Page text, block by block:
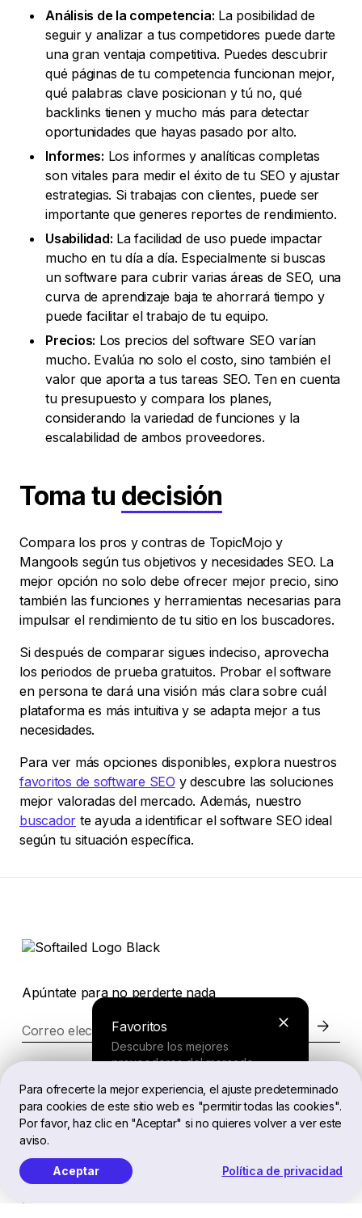
Para ofrecerte la mejor experiencia, el ajuste predeterminado
para cookies de este sitio web es "permitir todas las cookies".
Por favor, haz clic en "Aceptar" si no quieres volver a ver este
aviso.
Aceptar Política de privacidad
Análisis de la competencia: La posibilidad de
seguir y analizar a tus competidores puede darte
una gran ventaja competitiva. Puedes descubrir
qué páginas de tu competencia funcionan mejor,
qué palabras clave posicionan y tú no, qué
backlinks tienen y mucho más para detectar
oportunidades que hayas pasado por alto.
Informes: Los informes y analíticas completas
son vitales para medir el éxito de tu SEO y ajustar
estrategias. Si trabajas con clientes, puede ser
importante que generes reportes de rendimiento.
Usabilidad: La facilidad de uso puede impactar
mucho en tu día a día. Especialmente si buscas
un software para cubrir varias áreas de SEO, una
curva de aprendizaje baja te ahorrará tiempo y
puede facilitar el trabajo de tu equipo.
Precios: Los precios del software SEO varían
mucho. Evalúa no solo el costo, sino también el
valor que aporta a tus tareas SEO. Ten en cuenta
tu presupuesto y compara los planes,
considerando la variedad de funciones y la
escalabilidad de ambos proveedores.
Toma tu decisión
Compara los pros y contras de TopicMojo y
Mangools según tus objetivos y necesidades SEO. La
mejor opción no solo debe ofrecer mejor precio, sino
también las funciones y herramientas necesarias para
impulsar el rendimiento de tu sitio en los buscadores.
Si después de comparar sigues indeciso, aprovecha
los periodos de prueba gratuitos. Probar el software
en persona te dará una visión más clara sobre cuál
plataforma es más intuitiva y se adapta mejor a tus
necesidades.
Para ver más opciones disponibles, explora nuestros
favoritos de software SEO y descubre las soluciones
mejor valoradas del mercado. Además, nuestro
buscador te ayuda a identificar el software SEO ideal
según tu situación específica.
Favoritos
Descubre los mejores
proveedores del mercado.
Buscador
y recibe una recomendación
personalizada.
Apúntate para no perderte nada
Correo electrónico
Legal
ES